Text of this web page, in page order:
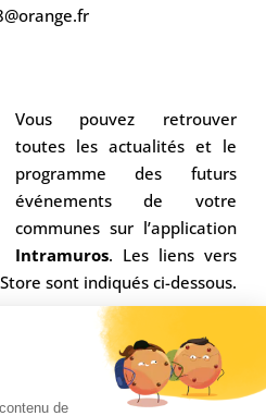
de
Vous pouvez retrouver
toutes les actualités et le
programme des futurs
événements de votre
communes sur l’application
Intramuros. Les liens vers
sont indiqués ci-dessous.